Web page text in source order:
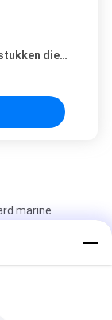
die
marine
Zware stalen
34CrNiMo6